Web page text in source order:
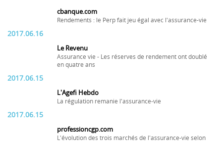
cbanque.com
Rendements : le Perp fait jeu égal avec l'assurance-vie
2017.06.16
Le Revenu
Assurance vie - Les réserves de rendement ont doublé
en quatre ans
2017.06.15
L'Agefi Hebdo
La régulation remanie l'assurance-vie
2017.06.15
professioncgp.com
L'évolution des trois marchés de l'assurance-vie selon